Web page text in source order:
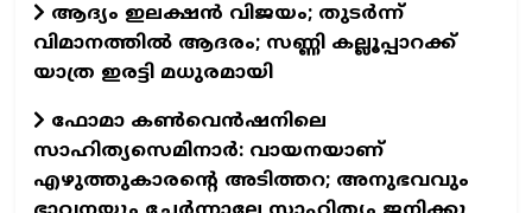
ആദ്യം ഇലക്ഷൻ വിജയം; തുടർന്ന്
വിമാനത്തിൽ ആദരം; സണ്ണി കല്ലൂപ്പാറക്ക്
യാത്ര ഇരട്ടി മധുരമായി
ഫോമാ കൺവെൻഷനിലെ
സാഹിത്യസെമിനാർ: വായനയാണ്
എഴുത്തുകാരന്റെ അടിത്തറ; അനുഭവവും